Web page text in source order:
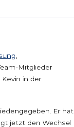
Mitglieder
in der
Er hat
jetzt den Wechsel